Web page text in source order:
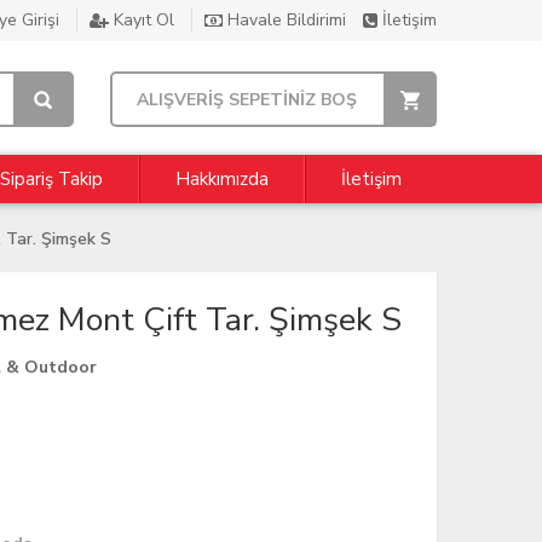
Girişi Kayıt Ol Havale Bildirimi İletişim
ALIŞVERİŞ SEPETİNİZ BOŞ
Sipariş Takip Hakkımızda İletişim
Şimşek S
Mont Çift Tar. Şimşek S
& Outdoor